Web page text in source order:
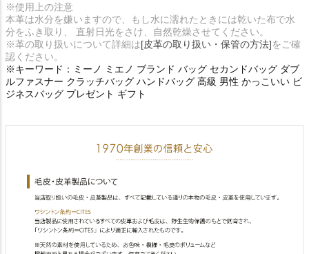
※使用上の注意
本革は水分を嫌いますので、もし水に濡れたときには乾いた布で水
分をふき取り、 直射日光をさけ、自然乾燥させてください。
※革の取り扱いについて詳細は[皮革の取り扱い・保管の方法]をご確
認ください。
※キーワード：ミーノ ミエノ ブランド バッグ セカンドバッグ ダブ
ルファスナー クラッチバッグ ハンドバッグ 高級 男性 かっこいい ビ
ジネスバッグ プレゼント ギフト